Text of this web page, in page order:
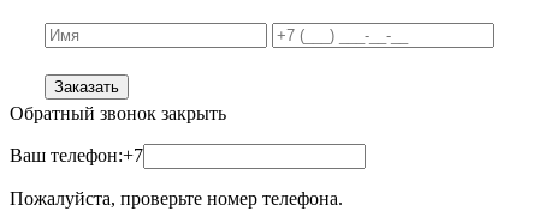
Заказать
Обратный звонок закрыть
Ваш телефон:+7
Пожалуйста, проверьте номер телефона.